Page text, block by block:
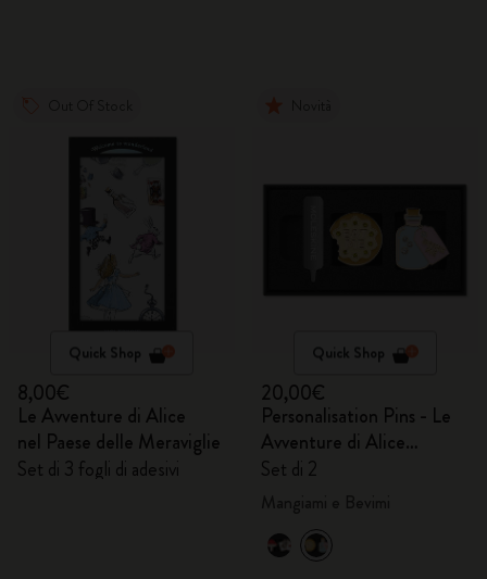
Quick Shop
8,00€
Le Avventure di Alice
nel Paese delle Meraviglie
Set di 3 fogli di adesivi
Quick Shop
20,00€
Personalisation Pins - Le
Avventure di Alice
nel Paese delle Meraviglie
Set di 2